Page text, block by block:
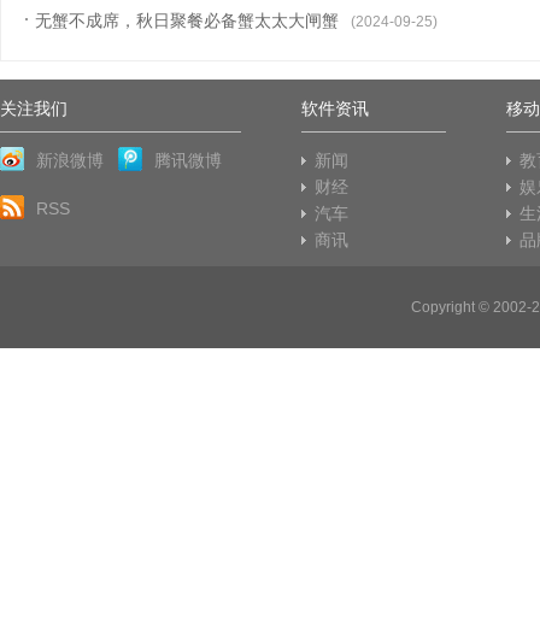
无蟹不成席，秋日聚餐必备蟹太太大闸蟹 (2024-09-25)
关注我们
新浪微博 腾讯微博
RSS
软件资讯
新闻
财经
汽车
商讯
移
教
娱
生
Copyright © 2002-